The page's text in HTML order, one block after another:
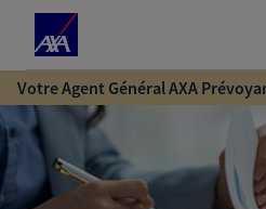
au
au
Votre Agent Général AXA